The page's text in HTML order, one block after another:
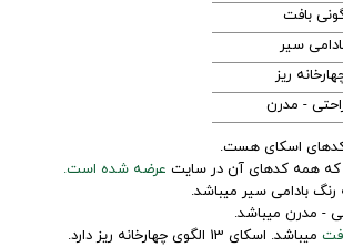
بافت
سیر
ریز
- مدرن
عرضه شده است.
- مدرن میباشد.
میباشد. اسکای 13 الگوی چهارخانه ریز دارد.